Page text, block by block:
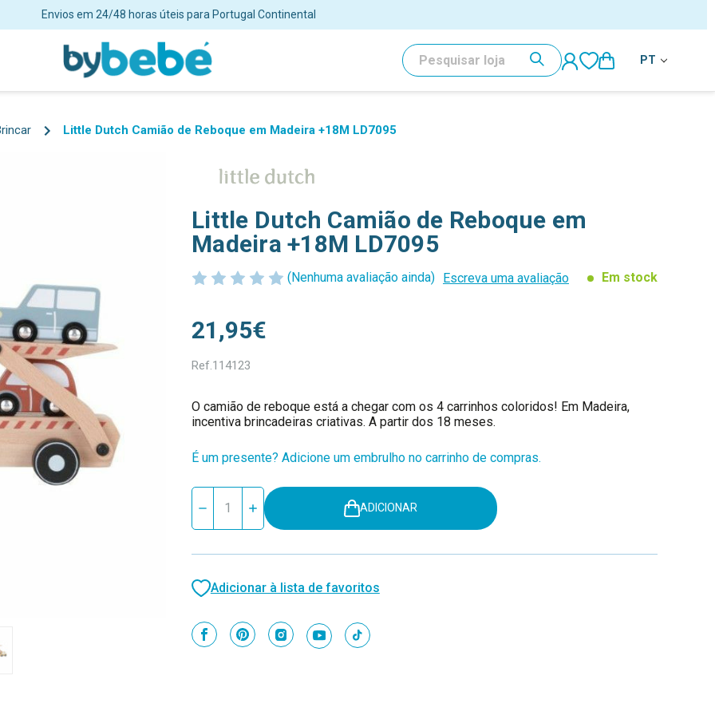
Envios em 24/48 horas úteis para Portugal Continental
PESQUISAR
PT
Little Dutch Camião de Reboque em Madeira +18M LD7095
Little Dutch Camião de Reboque em
Madeira +18M LD7095
(Nenhuma avaliação ainda) Escreva uma avaliação Em stock
21,95€
Ref.114123
O camião de reboque está a chegar com os 4 carrinhos coloridos! Em Madeira,
incentiva brincadeiras criativas. A partir dos 18 meses.
É um presente? Adicione um embrulho no carrinho de compras.
Stock
Reduzir
de
Dutch
de
Reboque
Madeira
+18M
LD7095
Aumentar
quantidade
de
Dutch
de
Reboque
Madeira
+18M
LD7095
ADICIONAR
Adicionar à lista de favoritos